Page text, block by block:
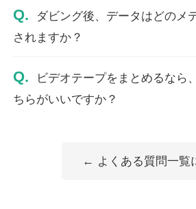
Q.
ダビング後、データはどのメ
されますか？
Q.
ビデオテープをまとめるなら
ちらがいいですか？
← よくある質問一覧